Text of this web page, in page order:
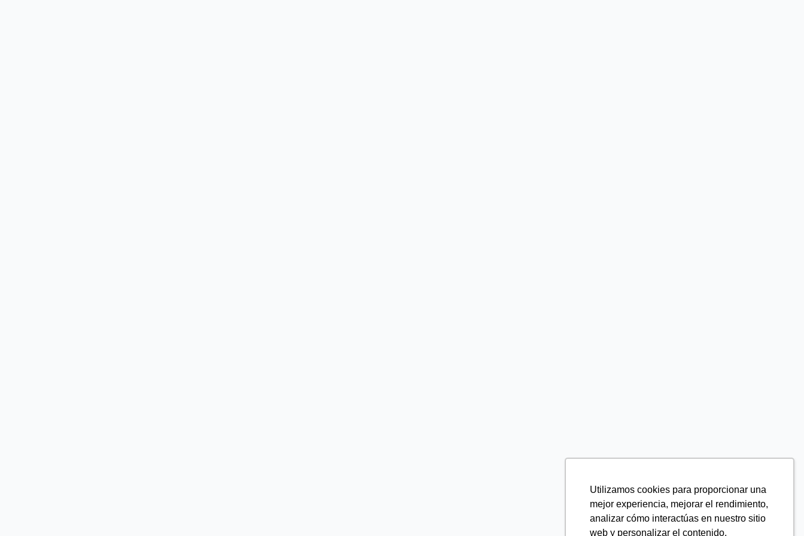
Utilizamos cookies para proporcionar una
mejor experiencia, mejorar el rendimiento,
analizar cómo interactúas en nuestro sitio
web y personalizar el contenido.